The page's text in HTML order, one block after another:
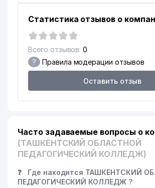
Статистика отзывов о
Всего отзывов: 0
? Правила модерации отзывов
Оставить отзыв
Часто задаваемые вопросы о
(ТАШКЕНТСКИЙ ОБЛАСТНОЙ
ПЕДАГОГИЧЕСКИЙ КОЛЛЕДЖ)
❓
Где находится ТАШКЕНТСКИЙ
ПЕДАГОГИЧЕСКИЙ КОЛЛЕДЖ ?